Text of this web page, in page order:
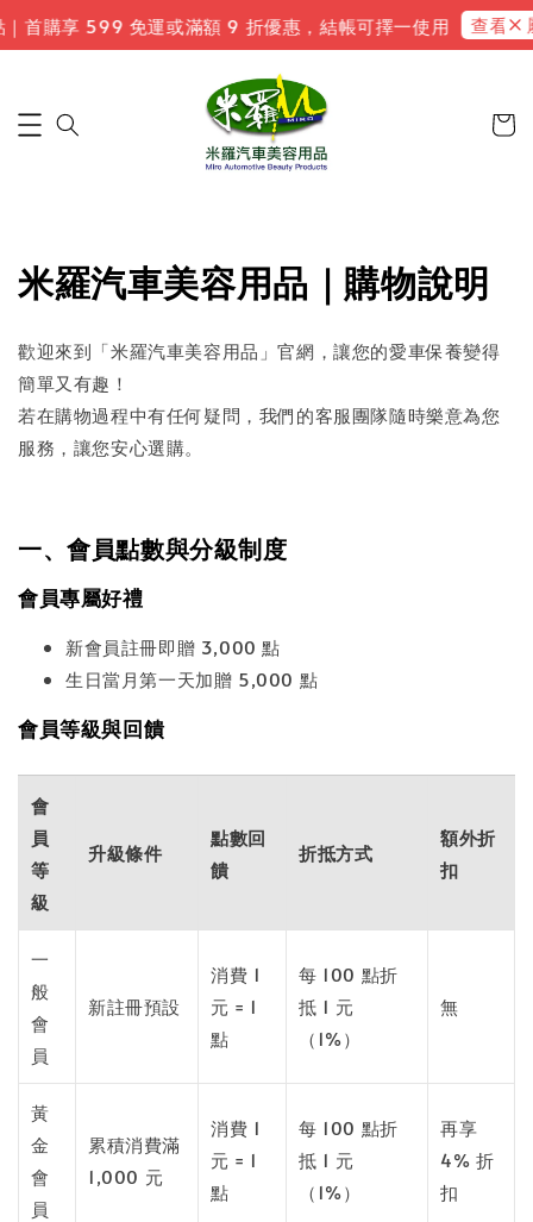
購享 599 免運或滿額 9 折優惠，結帳可擇一使用 查看專
米羅汽車美容用品｜購物說明
歡迎來到「米羅汽車美容用品」官網，讓您的愛車保養變得
簡單又有趣！
若在購物過程中有任何疑問，我們的客服團隊隨時樂意為您
服務，讓您安心選購。
一、會員點數與分級制度
會員專屬好禮
新會員註冊即贈 3,000 點
生日當月第一天加贈 5,000 點
會員等級與回饋
會
員
等
級
升級條件
點數回
饋
折抵方式
額外折
扣
一
般
會
員
新註冊預設
消費 1
元 = 1
點
每 100 點折
抵 1 元
（1%）
無
黃
金
會
員
累積消費滿
1,000 元
消費 1
元 = 1
點
每 100 點折
抵 1 元
（1%）
再享
4% 折
扣